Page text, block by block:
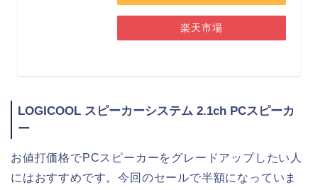
楽天市場
LOGICOOL スピーカーシステム 2.1ch PCスピーカ
ー
お値打価格でPCスピーカーをグレードアップしたい人
にはおすすめです。今回のセールで半額になっていま